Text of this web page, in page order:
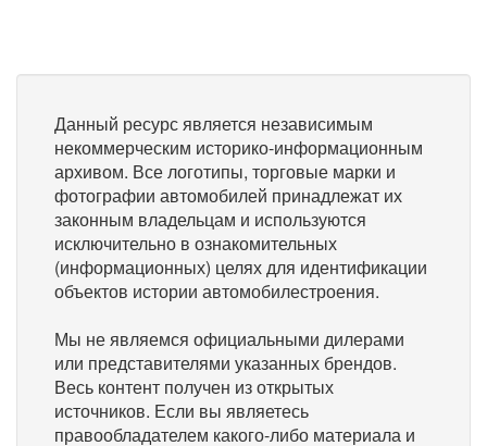
Данный ресурс является независимым
некоммерческим историко-информационным
архивом. Все логотипы, торговые марки и
фотографии автомобилей принадлежат их
законным владельцам и используются
исключительно в ознакомительных
(информационных) целях для идентификации
объектов истории автомобилестроения.
Мы не являемся официальными дилерами
или представителями указанных брендов.
Весь контент получен из открытых
источников. Если вы являетесь
правообладателем какого-либо материала и